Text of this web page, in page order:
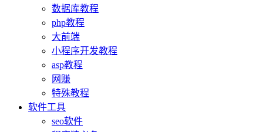
数据库教程
php教程
大前端
小程序开发教程
asp教程
网赚
特殊教程
软件工具
seo软件